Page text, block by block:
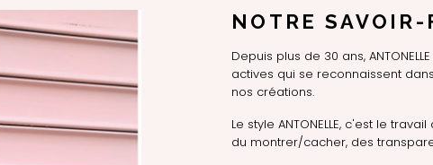
NOTRE SAVOIR-
Depuis plus de 30 ans,
actives qui se reconnaissent
nos créations.
Le style ANTONELLE, c'est le
du montrer/cacher, des